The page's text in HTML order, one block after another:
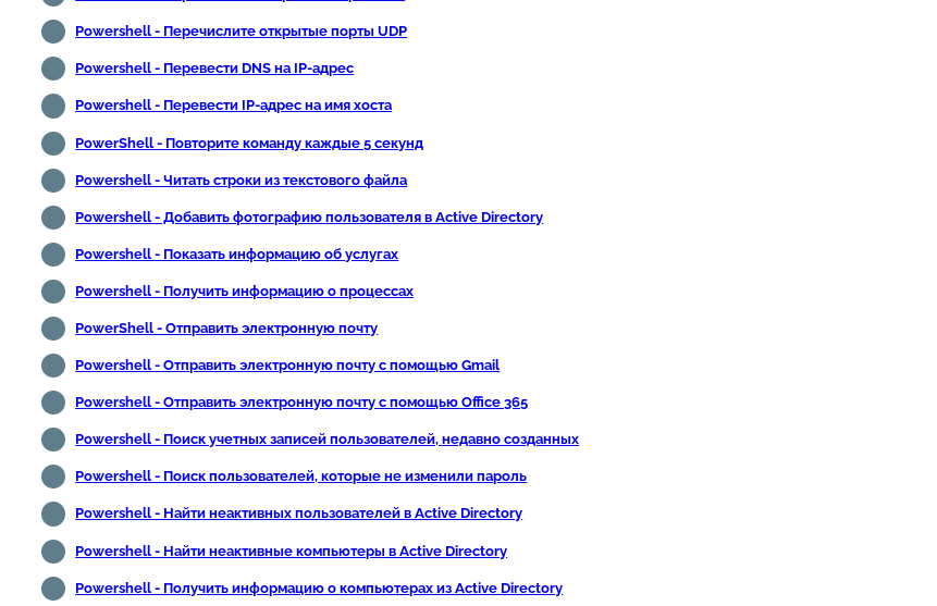
Powershell - Перечислите открытые порты UDP
Powershell - Перевести DNS на IP-адрес
Powershell - Перевести IP-адрес на имя хоста
PowerShell - Повторите команду каждые 5 секунд
Powershell - Читать строки из текстового файла
Powershell - Добавить фотографию пользователя в Active Directory
Powershell - Показать информацию об услугах
Powershell - Получить информацию о процессах
PowerShell - Отправить электронную почту
Powershell - Отправить электронную почту с помощью Gmail
Powershell - Отправить электронную почту с помощью Office 365
Powershell - Поиск учетных записей пользователей, недавно созданных
Powershell - Поиск пользователей, которые не изменили пароль
Powershell - Найти неактивных пользователей в Active Directory
Powershell - Найти неактивные компьютеры в Active Directory
Powershell - Получить информацию о компьютерах из Active Directory